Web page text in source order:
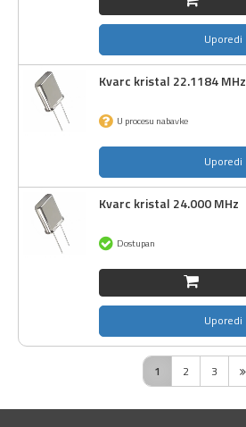
Uporedi
Kvarc kristal 22.1184 MHz
U procesu nabavke
Uporedi
Kvarc kristal 24.000 MHz
Dostupan
Uporedi
1 2 3